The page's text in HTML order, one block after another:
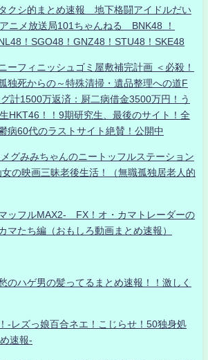
クシ的まとめ速報 地下格闘アイドルだい
ニメ放送局101ちゃんねる BNK48 ！
！SGO48！GNZ48！STU48！SKE48
ーフィニッシュゴミ屋敷補完計画 ＜必殺！
独死からの～特殊清掃・遺品整理への道F
計1500万返済：厨二病借金3500万円！う
HKT46！！9期研究生、最後のサイト！全
病60代のラストサイト絶賛！公開中
グみみちゃんのニートッフルステーション
の映画三昧老後生活！（無職孤独居老人的
ッフルMAX2- FX！オ・カマトレーダーの
たち編（おもしろ動画まとめ速報）
のハゲ男の髪ってるまとめ速報！！激しく
-レズっ娘百合ネエ！こじらせ！50独身処
速報-